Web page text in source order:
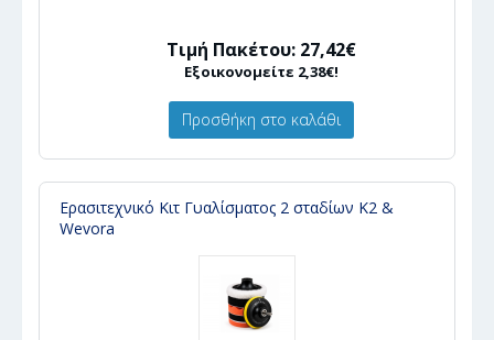
Τιμή Πακέτου: 27,42€
Εξοικονομείτε 2,38€!
Προσθήκη στο καλάθι
Ερασιτεχνικό Κιτ Γυαλίσματος 2 σταδίων K2 &
Wevora